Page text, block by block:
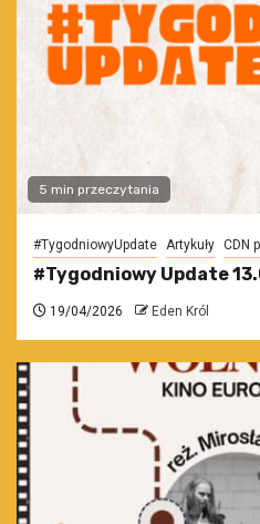
5 min przeczytania
#TygodniowyUpdate Artykuły CDN
#Tygodniowy Update
19/04/2026 Eden Król